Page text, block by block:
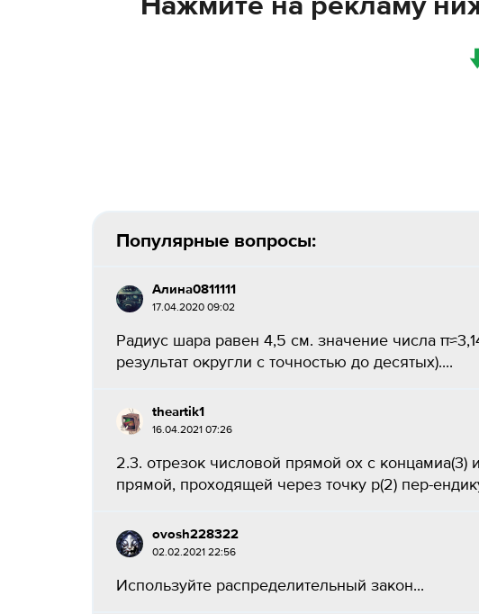
Нажмите на рекламу
Популярные вопросы:
Алина0811111
17.04.2020 09:02
Радиус шара равен 4,5 см. значение числа
результат округли с точностью до десятых)....
theartik1
16.04.2021 07:26
2.3. отрезок числовой прямой ох с концамиа(3)
прямой, проходящей через точку р(2) пер-
ovosh228322
02.02.2021 22:56
Используйте распределительный закон...